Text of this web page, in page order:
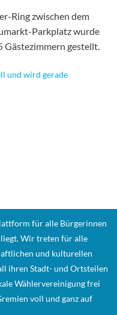
Ring zwischen dem
Parkplatz wurde
gestellt.
und wird gerade
für alle Bürgerinnen
liegt. Wir treten für alle
und kulturellen
ihren Stadt- und Ortsteilen
Wählervereinigung frei
voll und ganz auf